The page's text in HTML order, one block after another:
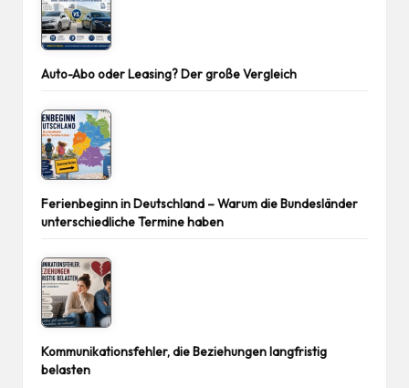
Auto-Abo oder Leasing? Der große Vergleich
Ferienbeginn in Deutschland – Warum die Bundesländer
unterschiedliche Termine haben
Kommunikationsfehler, die Beziehungen langfristig
belasten